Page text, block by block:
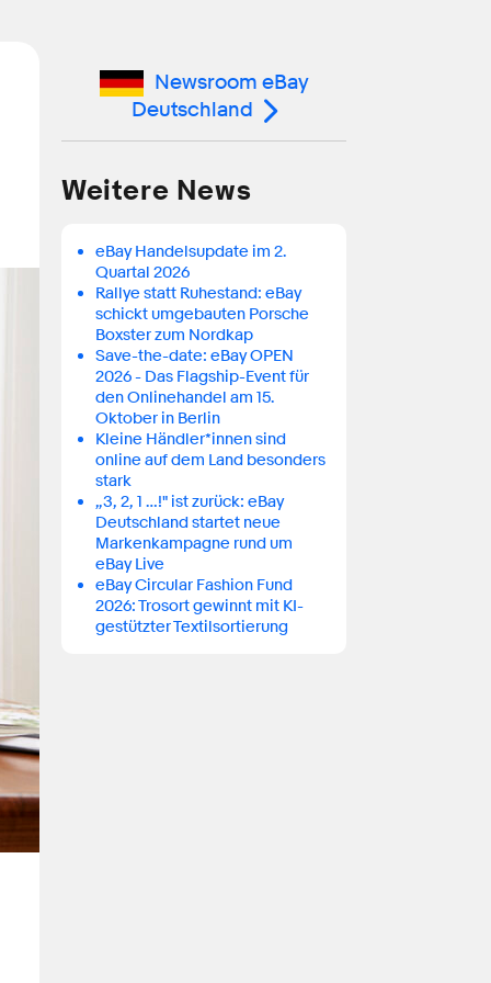
Newsroom eBay
Deutschland
Weitere News
eBay Handelsupdate im 2.
Quartal 2026
Rallye statt Ruhestand: eBay
schickt umgebauten Porsche
Boxster zum Nordkap
Save-the-date: eBay OPEN
2026 - Das Flagship-Event für
den Onlinehandel am 15.
Oktober in Berlin
Kleine Händler*innen sind
online auf dem Land besonders
stark
„3, 2, 1 …!" ist zurück: eBay
Deutschland startet neue
Markenkampagne rund um
eBay Live
eBay Circular Fashion Fund
2026: Trosort gewinnt mit KI-
gestützter Textilsortierung